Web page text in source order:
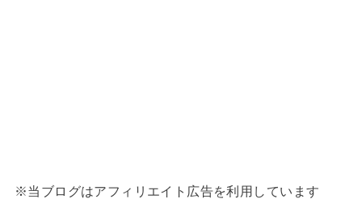
※当ブログはアフィリエイト広告を利用しています